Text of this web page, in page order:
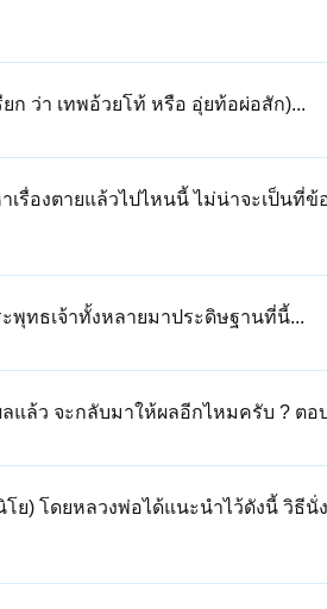
ก ว่า เทพอ้วยโท้ หรือ อุ่ยท้อผ่อสัก)...
เรื่องตายแล้วไปไหนนี้ ไม่น่าจะเป็นที่
ทธเจ้าทั้งหลายมาประดิษฐานที่นี้...
แล้ว จะกลับมาให้ผลอีกไหมครับ ? ตอ
ย) โดยหลวงพ่อได้แนะนำไว้ดังนี้ วิธีนั่